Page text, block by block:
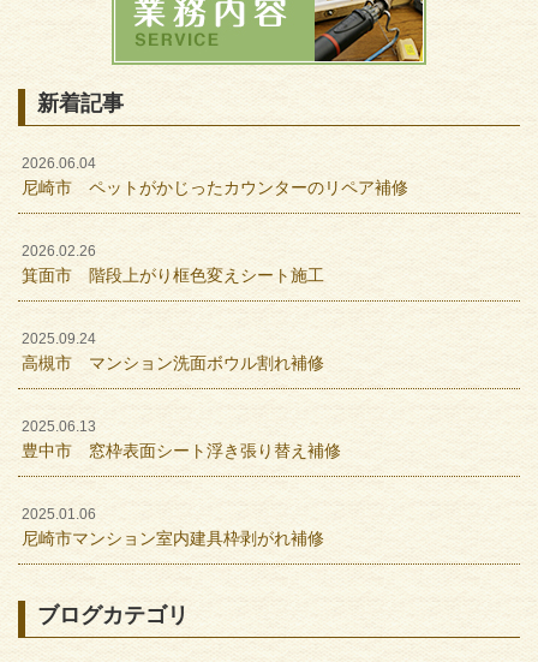
新着記事
2026.06.04
尼崎市 ペットがかじったカウンターのリペア補修
2026.02.26
箕面市 階段上がり框色変えシート施工
2025.09.24
高槻市 マンション洗面ボウル割れ補修
2025.06.13
豊中市 窓枠表面シート浮き張り替え補修
2025.01.06
尼崎市マンション室内建具枠剥がれ補修
ブログカテゴリ